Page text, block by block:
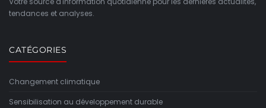
tendances et analyses.
CATÉGORIES
Changement climatique
Sensibilisation au développement durable